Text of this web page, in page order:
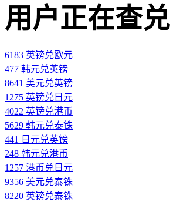
用户正在查兑
6183 英镑兑欧元
477 韩元兑英镑
8641 美元兑英镑
1275 英镑兑日元
4022 英镑兑港币
5629 韩元兑泰铢
441 日元兑英镑
248 韩元兑港币
1257 港币兑日元
9356 美元兑泰铢
8220 英镑兑泰铢